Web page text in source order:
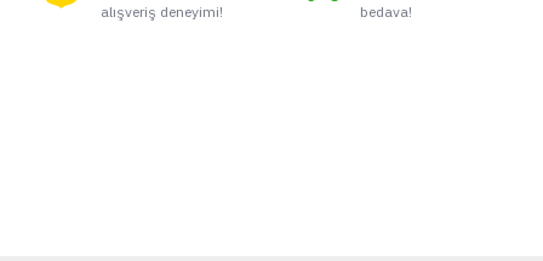
alışveriş deneyimi!
bedava!